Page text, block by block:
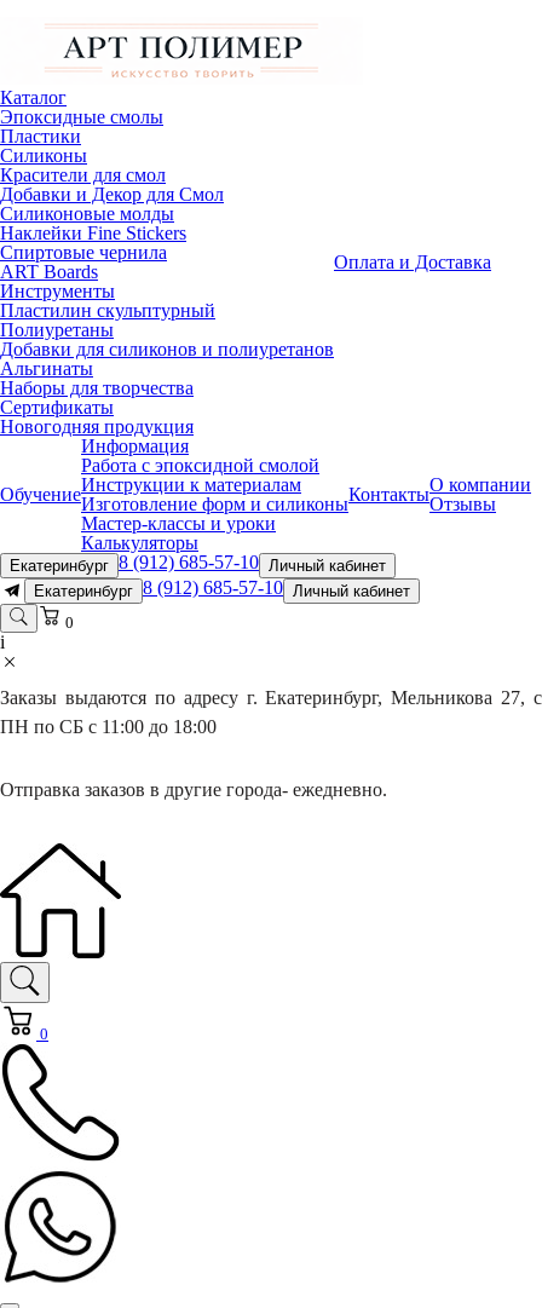
Каталог
Эпоксидные смолы
Пластики
Силиконы
Красители для смол
Добавки и Декор для Смол
Силиконовые молды
Наклейки Fine Stickers
Спиртовые чернила
ART Boards
Инструменты
Пластилин скульптурный
Полиуретаны
Добавки для силиконов и полиуретанов
Альгинаты
Наборы для творчества
Сертификаты
Новогодняя продукция
Оплата и Доставка
Обучение
Информация
Работа с эпоксидной смолой
Инструкции к материалам
Изготовление форм и силиконы
Мастер-классы и уроки
Калькуляторы
КонтактыО компании
Отзывы
Екатеринбург 8 (912) 685-57-10 Личный кабинет
Екатеринбург 8 (912) 685-57-10 Личный кабинет
0
i
Заказы выдаются по адресу г. Екатеринбург, Мельникова 27, с
ПН по СБ с 11:00 до 18:00
Отправка заказов в другие города- ежедневно.
0